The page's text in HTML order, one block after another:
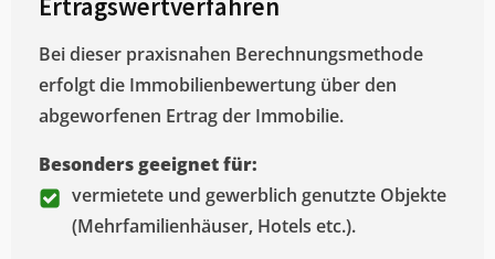
Bei dieser praxisnahen Berechnungsmethode
erfolgt die Immobilienbewertung über den
abgeworfenen Ertrag der Immobilie.
Besonders geeignet für:
vermietete und gewerblich genutzte Objekte
(Mehrfamilienhäuser, Hotels etc.).